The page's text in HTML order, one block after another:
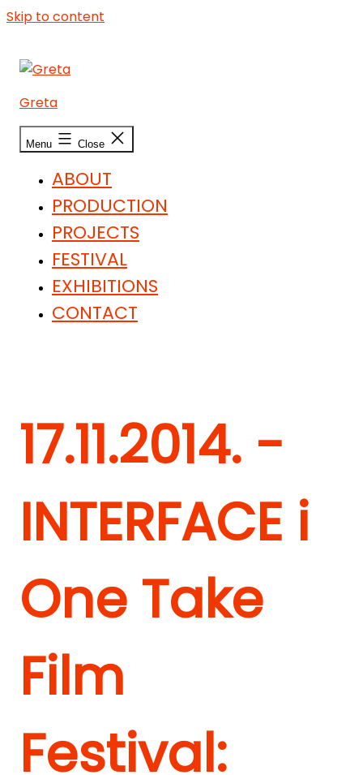
Skip to content
Greta
Menu Close
ABOUT
PRODUCTION
PROJECTS
FESTIVAL
EXHIBITIONS
CONTACT
17.11.2014. -
INTERFACE i
One Take
Film
Festival: